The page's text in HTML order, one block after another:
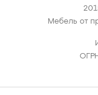
Мебель от